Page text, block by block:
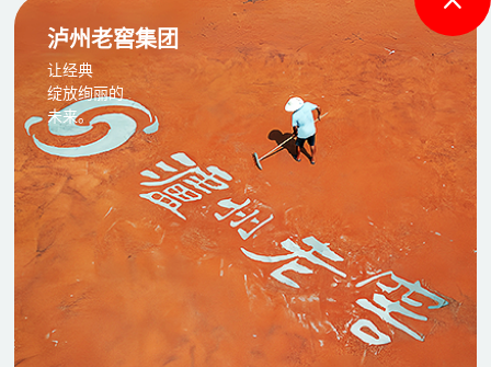
泸州老窖集团
让经典
绽放绚丽的
未来。